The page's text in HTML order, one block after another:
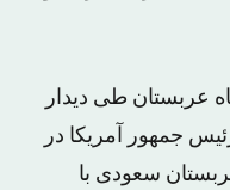
عربستان طی دیدار
جمهور آمریکا در
سعودی با